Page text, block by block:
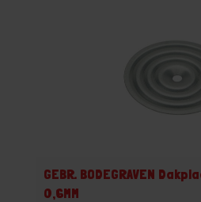
GEBR. BODEGRAVEN
0,6MM